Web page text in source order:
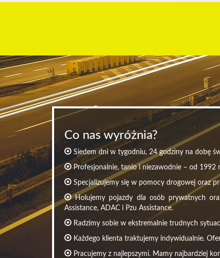
Co nas wyróżnia?
Siedem dni w tygodniu, 24 godziny na dobę
Profesjonalnie, tanio i niezawodnie – od 1992
Specjalizujemy się w pomocy drogowej oraz
Holujemy pojazdy dla osób prywatnych
Assistance, ADAC i Pzu Assistance.
Radzimy sobie w ekstremalnie trudnych
Każdego klienta traktujemy indywidualnie.
Pracujemy z najlepszymi. Mamy najbardziej